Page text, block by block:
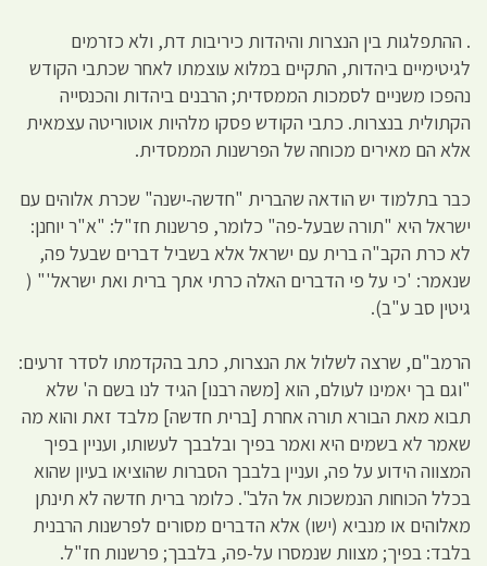
. ההתפלגות בין הנצרות והיהדות כיריבות דת, ולא כזרמים
לגיטימיים ביהדות, התקיים במלוא עוצמתו לאחר שכתבי הקודש
נהפכו משניים לסמכות הממסדית; הרבנים ביהדות והכנסייה
הקתולית בנצרות. כתבי הקודש פסקו מלהיות אוטוריטה עצמאית
אלא הם מאירים מכוחה של הפרשנות הממסדית.
כבר בתלמוד יש הודאה שהברית "חדשה-ישנה" שכרת אלוהים עם
ישראל היא "תורה שבעל-פה" כלומר, פרשנות חז"ל: "א"ר יוחנן:
לא כרת הקב"ה ברית עם ישראל אלא בשביל דברים שבעל פה,
שנאמר: 'כי על פי הדברים האלה כרתי אתך ברית ואת ישראל'" (
גיטין סב ע"ב).
הרמב"ם, שרצה לשלול את הנצרות, כתב בהקדמתו לסדר זרעים:
"וגם בך יאמינו לעולם, הוא [משה רבנו] הגיד לנו בשם ה' שלא
תבוא מאת הבורא תורה אחרת [ברית חדשה] מלבד זאת והוא מה
שאמר לא בשמים היא ואמר בפיך ובלבבך לעשותו, ועניין בפיך
המצווה הידוע על פה, ועניין בלבבך הסברות שהוציאו בעיון שהוא
בכלל הכוחות הנמשכות אל הלב". כלומר ברית חדשה לא תינתן
מאלוהים או מנביא (ישו) אלא הדברים מסורים לפרשנות הרבנית
בלבד: בפיך; מצוות שנמסרו על-פה, בלבבך; פרשנות חז"ל.